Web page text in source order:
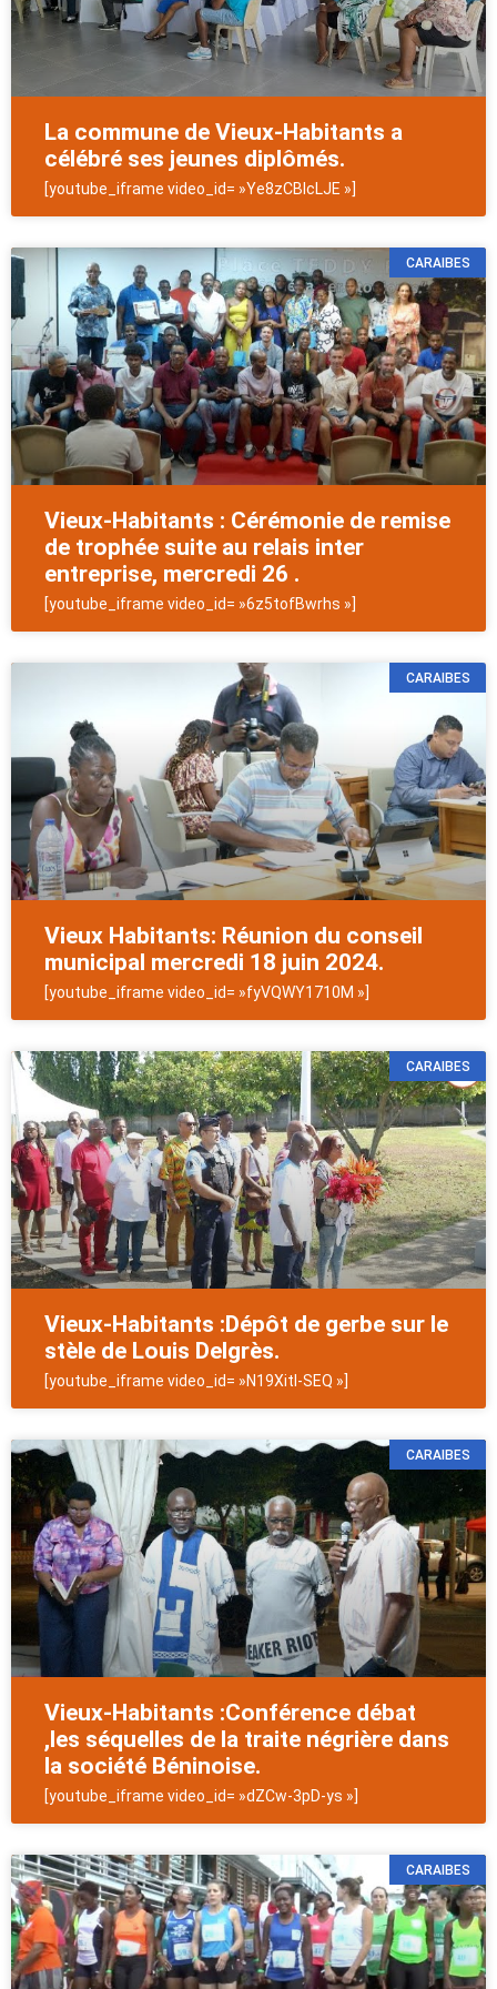
La commune de Vieux-Habitants a
célébré ses jeunes diplômés.
[youtube_iframe video_id= »Ye8zCBIcLJE »]
CARAIBES
Vieux-Habitants : Cérémonie de remise
de trophée suite au relais inter
entreprise, mercredi 26 .
[youtube_iframe video_id= »6z5tofBwrhs »]
CARAIBES
Vieux Habitants: Réunion du conseil
municipal mercredi 18 juin 2024.
[youtube_iframe video_id= »fyVQWY1710M »]
CARAIBES
Vieux-Habitants :Dépôt de gerbe sur le
stèle de Louis Delgrès.
[youtube_iframe video_id= »N19XitI-SEQ »]
CARAIBES
Vieux-Habitants :Conférence débat
,les séquelles de la traite négrière dans
la société Béninoise.
[youtube_iframe video_id= »dZCw-3pD-ys »]
CARAIBES